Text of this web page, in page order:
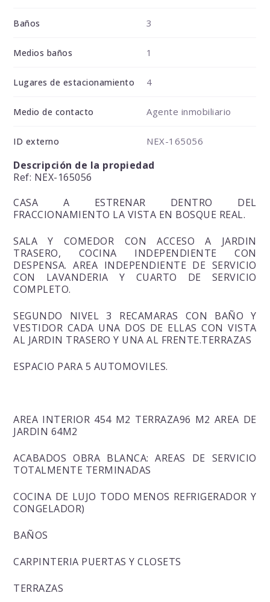
Baños 3
Medios baños 1
Lugares de estacionamiento 4
Medio de contacto Agente inmobiliario
ID externo NEX-165056
Descripción de la propiedad
Ref: NEX-165056
CASA A ESTRENAR DENTRO DEL
FRACCIONAMIENTO LA VISTA EN BOSQUE REAL.
SALA Y COMEDOR CON ACCESO A JARDIN
TRASERO, COCINA INDEPENDIENTE CON
DESPENSA. AREA INDEPENDIENTE DE SERVICIO
CON LAVANDERIA Y CUARTO DE SERVICIO
COMPLETO.
SEGUNDO NIVEL 3 RECAMARAS CON BAÑO Y
VESTIDOR CADA UNA DOS DE ELLAS CON VISTA
AL JARDIN TRASERO Y UNA AL FRENTE.TERRAZAS
ESPACIO PARA 5 AUTOMOVILES.
AREA INTERIOR 454 M2 TERRAZA96 M2 AREA DE
JARDIN 64M2
ACABADOS OBRA BLANCA: AREAS DE SERVICIO
TOTALMENTE TERMINADAS
COCINA DE LUJO TODO MENOS REFRIGERADOR Y
CONGELADOR)
BAÑOS
CARPINTERIA PUERTAS Y CLOSETS
TERRAZAS